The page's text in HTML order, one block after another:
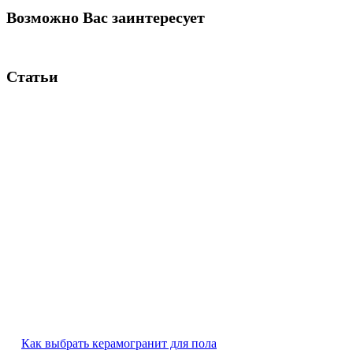
Возможно Вас заинтересует
Статьи
Как выбрать керамогранит для пола